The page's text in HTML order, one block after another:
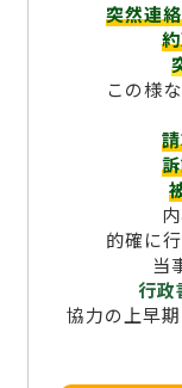
突然連
この様
的確に
当
行政
協力の上早